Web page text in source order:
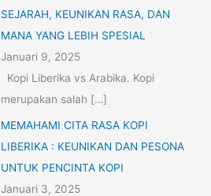
SEJARAH, KEUNIKAN RASA, DAN
MANA YANG LEBIH SPESIAL
Januari 9, 2025
Kopi Liberika vs Arabika. Kopi
merupakan salah […]
MEMAHAMI CITA RASA KOPI
LIBERIKA : KEUNIKAN DAN PESONA
UNTUK PENCINTA KOPI
Januari 3, 2025